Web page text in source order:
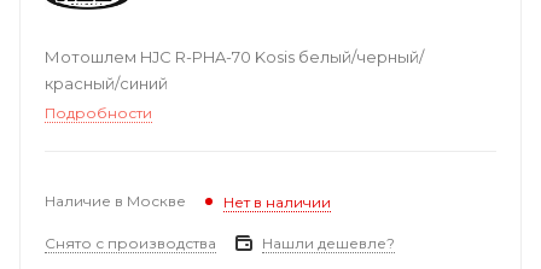
Мотошлем HJC R-PHA-70 Kosis белый/черный/
красный/синий
Подробности
Наличие в Москве Нет в наличии
Снято с производства Нашли дешевле?